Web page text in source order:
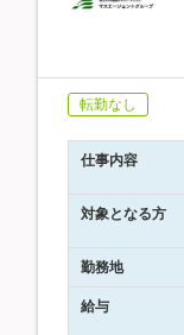
転勤なし
仕事内容
対象となる方
勤務地
給与